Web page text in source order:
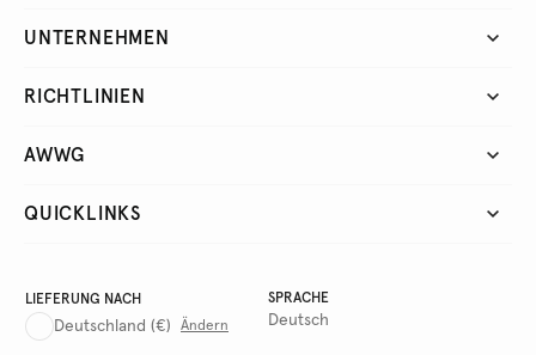
UNTERNEHMEN
RICHTLINIEN
AWWG
QUICKLINKS
LIEFERUNG NACH
Deutschland (€) Ändern
SPRACHE
Deutsch